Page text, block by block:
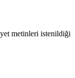
metinleri istenildiği